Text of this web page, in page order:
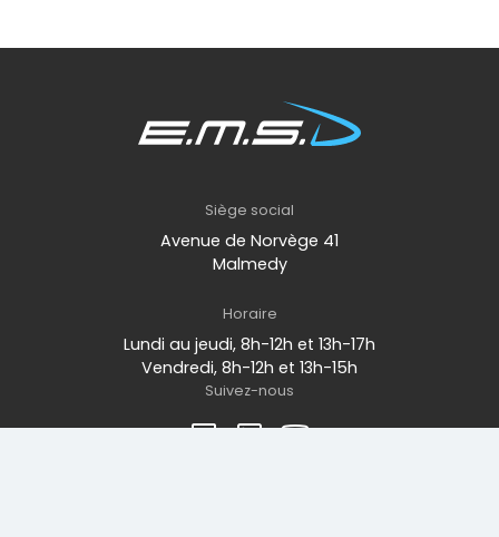
Siège social
Avenue de Norvège 41
Malmedy
Horaire
Lundi au jeudi, 8h-12h et 13h-17h
Vendredi, 8h-12h et 13h-15h
Suivez-nous